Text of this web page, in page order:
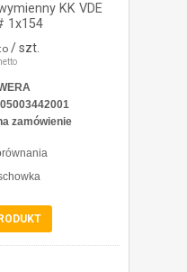
KK VDE
1x154
/ szt.
05003442001
zamówienie